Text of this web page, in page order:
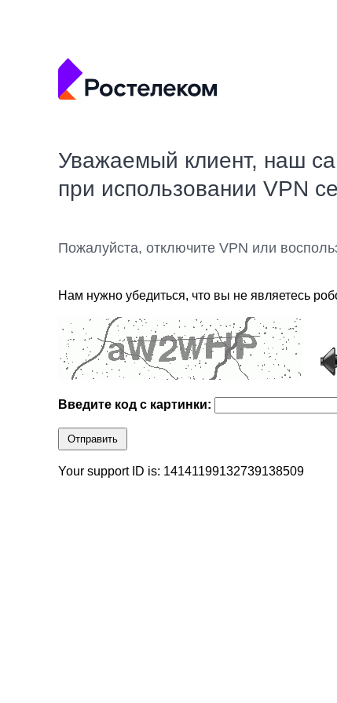
Уважаемый клиент, наш
при использовании VPN
Пожалуйста, отключите VPN или
Нам нужно убедиться, что вы не являетесь
Введите код с картинки:
Отправить
Your support ID is: 14141199132739138509